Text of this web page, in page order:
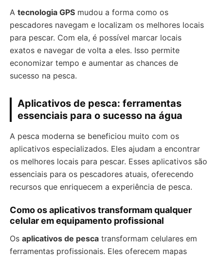
A tecnologia GPS mudou a forma como os
pescadores navegam e localizam os melhores locais
para pescar. Com ela, é possível marcar locais
exatos e navegar de volta a eles. Isso permite
economizar tempo e aumentar as chances de
sucesso na pesca.
Aplicativos de pesca: ferramentas
essenciais para o sucesso na água
A pesca moderna se beneficiou muito com os
aplicativos especializados. Eles ajudam a encontrar
os melhores locais para pescar. Esses aplicativos são
essenciais para os pescadores atuais, oferecendo
recursos que enriquecem a experiência de pesca.
Como os aplicativos transformam qualquer
celular em equipamento profissional
Os aplicativos de pesca transformam celulares em
ferramentas profissionais. Eles oferecem mapas